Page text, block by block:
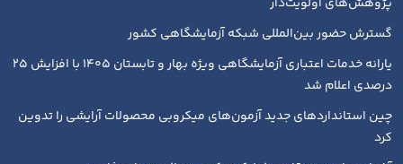
گسترش حضور بین‌المللی شبکه آزمایشگاهی کشور
یارانه خدمات اعتباری آزمایشگاهی ویژه بهار و تابستان ۱۴۰۵ با افزایش ۲۵
درصدی اعلام شد
چین استانداردهای جدید آزمون‌های میکروبی محصولات آرایشی را تدوین
کرد